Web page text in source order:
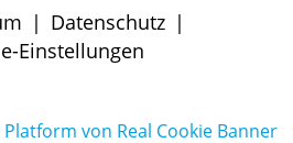
| Datenschutz |
Einstellungen
von Real Cookie Banner